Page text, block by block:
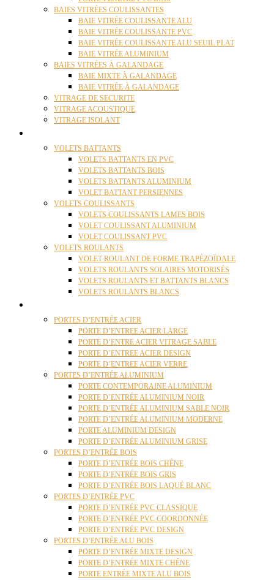
BAIES VITRÉES COULISSANTES
BAIE VITRÉE COULISSANTE ALU
BAIE VITRÉE COULISSANTE PVC
BAIE VITRÉE COULISSANTE ALU SEUIL PLAT
BAIE VITRÉE ALUMINIUM
BAIES VITRÉES À GALANDAGE
BAIE MIXTE À GALANDAGE
BAIE VITRÉE À GALANDAGE
VITRAGE DE SECURITE
VITRAGE ACOUSTIQUE
VITRAGE ISOLANT
VOLETS BATTANTS
VOLETS BATTANTS EN PVC
VOLETS BATTANTS BOIS
VOLETS BATTANTS ALUMINIUM
VOLET BATTANT PERSIENNES
VOLETS COULISSANTS
VOLETS COULISSANTS LAMES BOIS
VOLET COULISSANT ALUMINIUM
VOLET COULISSANT PVC
VOLETS ROULANTS
VOLET ROULANT DE FORME TRAPÉZOÏDALE
VOLETS ROULANTS SOLAIRES MOTORISÉS
VOLETS ROULANTS ET BATTANTS BLANCS
VOLETS ROULANTS BLANCS
PORTES D’ENTRÉE ACIER
PORTE D’ENTREE ACIER LARGE
PORTE D’ENTRE ACIER VITRAGE SABLE
PORTE D’ENTREE ACIER DESIGN
PORTE D’ENTREE ACIER VERRE
PORTES D’ENTRÉE ALUMINIUM
PORTE CONTEMPORAINE ALUMINIUM
PORTE D’ENTRÉE ALUMINIUM NOIR
PORTE D’ENTRÉE ALUMINIUM SABLE NOIR
PORTE D’ENTRÉE ALUMINIUM MODERNE
PORTE ALUMINIUM DESIGN
PORTE D’ENTRÉE ALUMINIUM GRISE
PORTES D’ENTRÉE BOIS
PORTE D’ENTRÉE BOIS CHÊNE
PORTE D’ENTRÉE BOIS GRIS
PORTE D’ENTRÉE BOIS LAQUÉ BLANC
PORTES D’ENTRÉE PVC
PORTE D’ENTRÉE PVC CLASSIQUE
PORTE D’ENTRÉE PVC COORDONNÉE
PORTE D’ENTRÉE PVC DESIGN
PORTES D’ENTRÉE ALU BOIS
PORTE D’ENTRÉE MIXTE DESIGN
PORTE D’ENTRÉE MIXTE CHÊNE
PORTE ENTRÉE MIXTE ALU BOIS